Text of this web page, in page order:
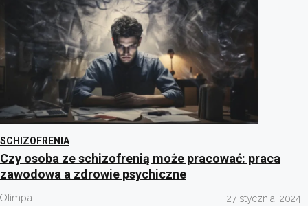
SCHIZOFRENIA
Czy osoba ze schizofrenią może pracować: praca
zawodowa a zdrowie psychiczne
Olimpia 27 stycznia, 2024